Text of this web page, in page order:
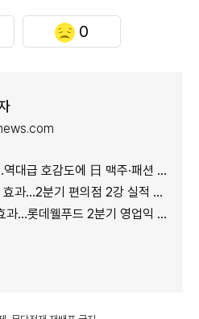
0
급 호감도에 日 맥주·패션 '날개'
…2분기 편의점 2강 실적 날았다
…롯데웰푸드 2분기 영업익 89%↑